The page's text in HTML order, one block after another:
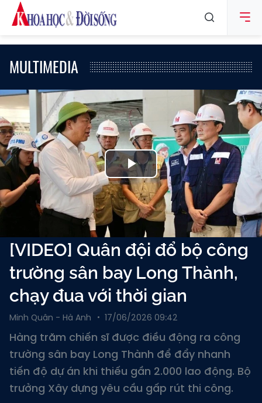
MULTIMEDIA
Play
Video
[VIDEO] Quân đội đổ bộ công
trường sân bay Long Thành,
chạy đua với thời gian
Minh Quân - Hà Anh 17/06/2026 09:42
Hàng trăm chiến sĩ được điều động ra công
trường sân bay Long Thành để đẩy nhanh
tiến độ dự án khi thiếu gần 2.000 lao động. Bộ
trưởng Xây dựng yêu cầu gấp rút thi công.